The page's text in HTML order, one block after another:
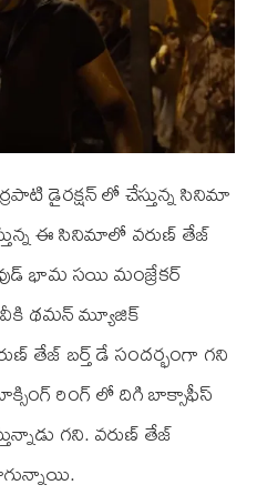
డైరక్షన్ లో చేస్తున్న సినిమా
ఈ సినిమాలో వరుణ్ తేజ్
భామ సయి మంజ్రేకర్
థమన్ మ్యూజిక్
తేజ్ బర్త్ డే సందర్భంగా గని
రింగ్ లో దిగి బాక్సాఫీస్
గని. వరుణ్ తేజ్